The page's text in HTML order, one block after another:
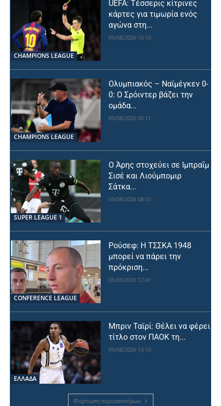
CHAMPIONS LEAGUE
UEFA: Τέσσερις κίτρινες
κάρτες για τιμωρία ενός
αγώνα στη...
05/08/2026 10:10
CHAMPIONS LEAGUE
Ολυμπιακός – Ναϊμέγκεν 0-
0: Ο Σρόιντερ βάζει την
ομάδα...
05/08/2026 00:11
SUPER LEAGUE 1
Ο Άρης στοχεύει σε Ιμπραΐμ
Σισέ και Λιούμπομιρ
Σάτκα...
05/08/2026 08:10
CONFERENCE LEAGUE
Ρούσεφ: Η ΤΣΣΚΑ 1948
μπορεί να πάρει την
πρόκριση...
05/08/2026 12:41
ΕΛΛΑΔΑ
Μπριν Ταϊρί: Θέλει να φέρει
τίτλο στον ΠΑΟΚ τη...
05/08/2026 13:10
Φόρτωση περισσοτέρων